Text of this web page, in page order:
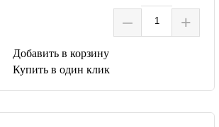
– +
Добавить в корзину
Купить в один клик